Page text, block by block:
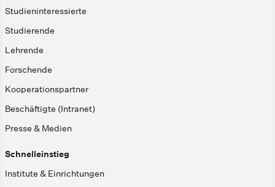
Studieninteressierte
Studierende
Lehrende
Forschende
Kooperationspartner
Beschäftigte (Intranet)
Presse & Medien
Schnelleinstieg
Institute & Einrichtungen